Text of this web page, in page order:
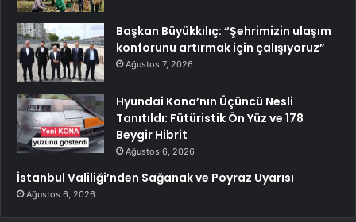
Başkan Büyükkılıç: “Şehrimizin ulaşım
konforunu artırmak için çalışıyoruz”
Ağustos 7, 2026
Hyundai Kona’nın Üçüncü Nesli
Tanıtıldı: Fütüristik Ön Yüz ve 178
Beygir Hibrit
Ağustos 6, 2026
İstanbul Valiliği’nden Sağanak ve Poyraz Uyarısı
Ağustos 6, 2026